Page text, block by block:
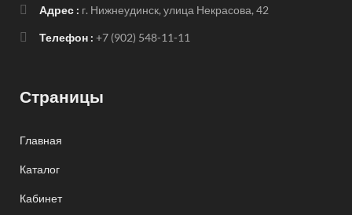
Адрес : г. Нижнеудинск, улица Некрасова, 42
Телефон : +7 (902) 548-11-11
Страницы
Главная
Каталог
Кабинет